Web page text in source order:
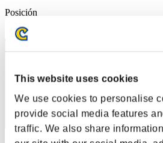
This website uses cookies
We use cookies to personalise
provide social media features
traffic. We also share
Posición